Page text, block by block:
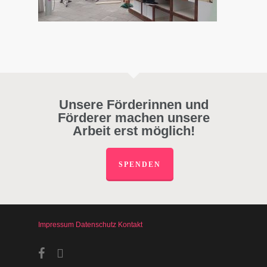
Unsere Förderinnen und
Förderer machen unsere
Arbeit erst möglich!
SPENDEN
Impressum Datenschutz Kontakt
facebookinstagram